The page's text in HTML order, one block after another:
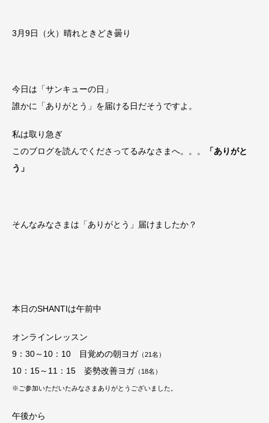
3月9日（火）晴れときどき曇り
今日は「サンキューの日」
誰かに「ありがとう」を届ける日だそうですよ。
私は取り急ぎ
このブログを読んでくださってるみなさまへ。。。
「ありがと
う」
そんなみなさまは「ありがとう」届けましたか？
本日のSHANTIは午前中
オンラインレッスン
9：30～10：10 目覚めの朝ヨガ （21名）
10：15～11：15 姿勢改善ヨガ （18名）
※ご参加いただいたみなさまありがとうございました。
午後から